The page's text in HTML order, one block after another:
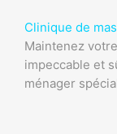
Clinique de
Maintenez
impeccable et
ménager